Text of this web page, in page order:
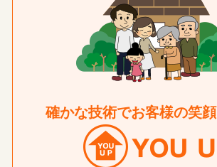
確かな技術でお客様の笑